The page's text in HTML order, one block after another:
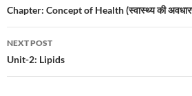
navigation
Chapter: Concept of Health (स्वास्थ्य की
NEXT POST
Unit-2: Lipids